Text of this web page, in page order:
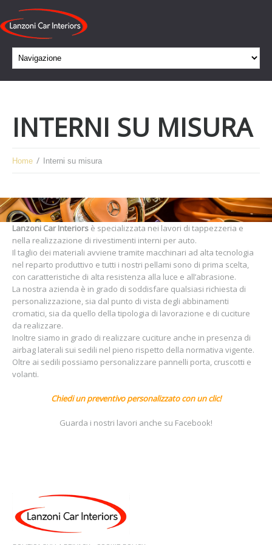
INTERNI SU MISURA
Home Interni su misura
Lanzoni Car Interiors è specializzata nei lavori di tappezzeria e
nella realizzazione di rivestimenti interni per auto.
Il taglio dei materiali avviene tramite macchinari ad alta tecnologia
nel reparto produttivo e tutti i nostri pellami sono di prima scelta,
con caratteristiche di alta resistenza alla luce e all’abrasione.
La nostra azienda è in grado di soddisfare qualsiasi richiesta di
personalizzazione, sia dal punto di vista degli abbinamenti
cromatici, sia da quello della tipologia di lavorazione e di cuciture
da realizzare.
Inoltre siamo in grado di realizzare cuciture anche in presenza di
airbag laterali sui sedili nel pieno rispetto della normativa vigente.
Oltre ai sedili possiamo personalizzare pannelli porta, cruscotti e
volanti.
Chiedi un preventivo personalizzato con un clic!
Guarda i nostri lavori anche su Facebook!